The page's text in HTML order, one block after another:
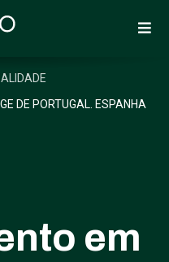
DE PORTUGAL. ESPANHA
em